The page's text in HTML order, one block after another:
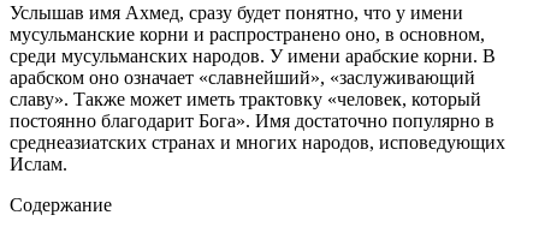
Услышав имя Ахмед, сразу будет понятно, что у имени
мусульманские корни и распространено оно, в основном,
среди мусульманских народов. У имени арабские корни. В
арабском оно означает «славнейший», «заслуживающий
славу». Также может иметь трактовку «человек, который
постоянно благодарит Бога». Имя достаточно популярно в
среднеазиатских странах и многих народов, исповедующих
Ислам.
Содержание